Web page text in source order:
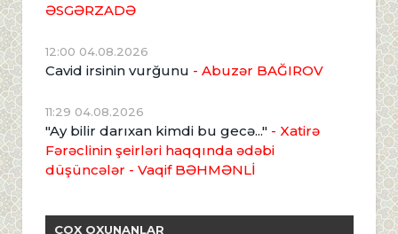
ƏSGƏRZADƏ
12:00 04.08.2026
Cavid irsinin vurğunu - Abuzər BAĞIROV
11:29 04.08.2026
"Ay bilir darıxan kimdi bu gecə..." - Xatirə
Fərəclinin şeirləri haqqında ədəbi
düşüncələr - Vaqif BƏHMƏNLİ
ÇOX OXUNANLAR